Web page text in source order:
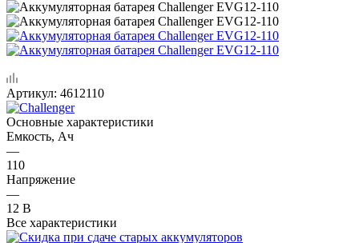
Артикул: 4612110
Основные характеристики
Емкость, Ач
—
110
Напряжение
—
12 В
Все характеристики